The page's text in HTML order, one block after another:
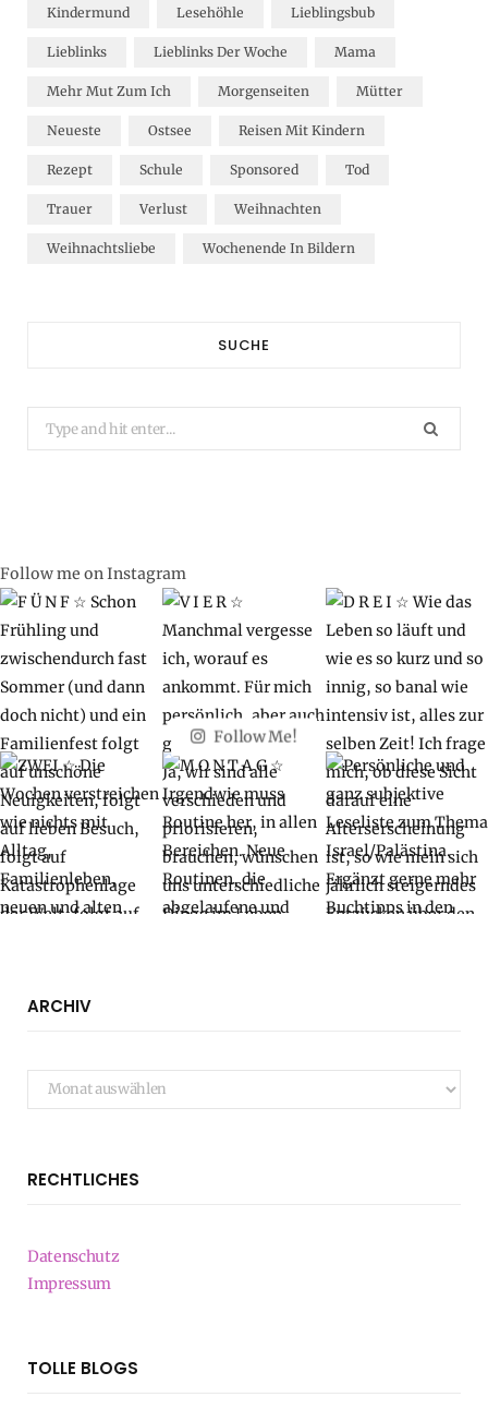
Kindermund Lesehöhle Lieblingsbub
Lieblinks Lieblinks Der Woche Mama
Mehr Mut Zum Ich Morgenseiten Mütter
Neueste Ostsee Reisen Mit Kindern
Rezept Schule Sponsored Tod
Trauer Verlust Weihnachten
Weihnachtsliebe Wochenende In Bildern
SUCHE
Search
for:
Follow me on Instagram
Follow Me!
ARCHIV
Archiv
RECHTLICHES
Datenschutz
Impressum
TOLLE BLOGS